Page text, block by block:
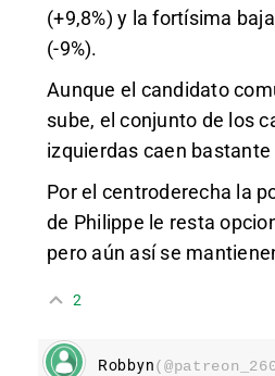
(+9,8%) y la fortísima
(-9%).
Aunque el candidato
sube, el conjunto de los
izquierdas caen bastante
Por el centroderecha la
de Philippe le resta
pero aún así se
2
Robbyn